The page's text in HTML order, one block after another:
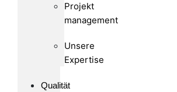
Projekt
management
Unsere
Expertise
Qualität